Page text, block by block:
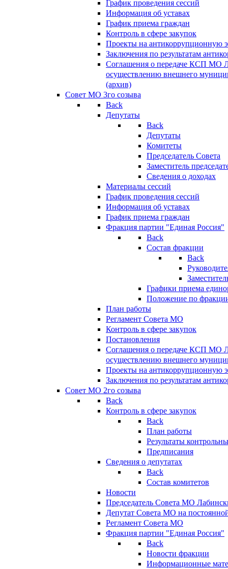
График проведения сессий
Информация об уставах
График приема граждан
Контроль в сфере закупок
Проекты на антикоррупционную
Заключения по результатам
Соглашения о передаче КСП МО
осуществлению внешнего
(архив)
Совет МО 3го созыва
Back
Депутаты
Back
Депутаты
Комитеты
Председатель Совета
Заместитель
Сведения о доходах
Материалы сессий
График проведения сессий
Информация об уставах
График приема граждан
Фракция партии "Единая Россия"
Back
Состав фракции
Back
Графики приема
Положение по
План работы
Регламент Совета МО
Контроль в сфере закупок
Постановления
Соглашения о передаче КСП МО
осуществлению внешнего
Проекты на антикоррупционную
Заключения по результатам
Совет МО 2го созыва
Back
Контроль в сфере закупок
Back
План работы
Результаты
Предписания
Сведения о депутатах
Back
Состав комитетов
Новости
Председатель Совета МО
Депутат Совета МО на
Регламент Совета МО
Фракция партии "Единая Россия"
Back
Новости фракции
Информационные